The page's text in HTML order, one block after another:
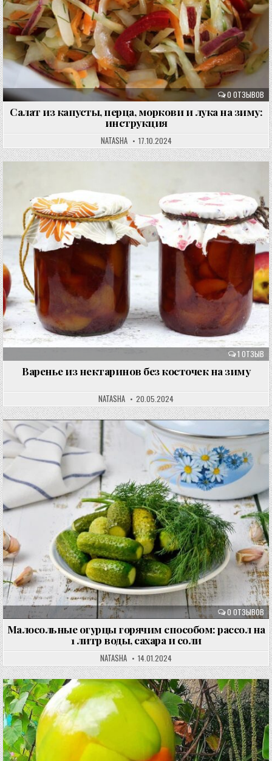
0 ОТЗЫВОВ
Салат из капусты, перца, моркови и лука на зиму:
инструкция
NATASHA 17.10.2024
1 ОТЗЫВ
Варенье из нектаринов без косточек на зиму
NATASHA 20.05.2024
0 ОТЗЫВОВ
Малосольные огурцы горячим способом: рассол на
1 литр воды, сахара и соли
NATASHA 14.01.2024